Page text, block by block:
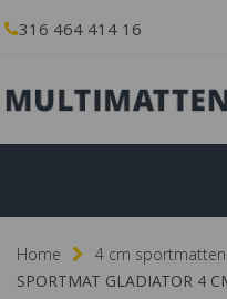
316 464 414 16
Home
4 cm sportmatten
SPORTMAT GLADIATOR 4